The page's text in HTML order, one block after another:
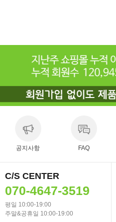
공지사항 FAQ
C/S CENTER
070-4647-3519
평일 10:00-19:00
주말&공휴일 10:00-19:00